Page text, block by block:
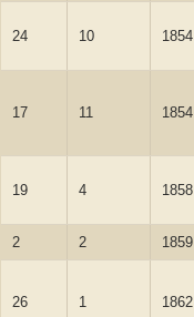
24 10 1854
17 11 1854
19 4 1858
2 2 1859
26 1 1862